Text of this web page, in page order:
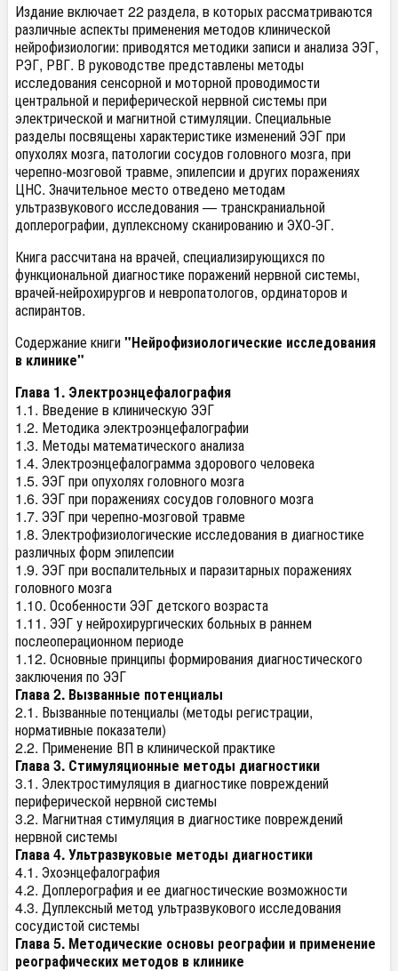
Издание включает 22 раздела, в которых рассматриваются
различные аспекты применения методов клинической
нейрофизиологии: приводятся методики записи и анализа ЭЭГ,
РЭГ, РВГ. В руководстве представлены методы
исследования сенсорной и моторной проводимости
центральной и периферической нервной системы при
электрической и магнитной стимуляции. Специальные
разделы посвящены характеристике изменений ЭЭГ при
опухолях мозга, патологии сосудов головного мозга, при
черепно-мозговой травме, эпилепсии и других поражениях
ЦНС. Значительное место отведено методам
ультразвукового исследования — транскраниальной
доплерографии, дуплексному сканированию и ЭХО-ЭГ.
Книга рассчитана на врачей, специализирующихся по
функциональной диагностике поражений нервной системы,
врачей-нейрохирургов и невропатологов, ординаторов и
аспирантов.
Содержание книги"Нейрофизиологические исследования
в клинике"
Глава 1. Электроэнцефалография
1.1. Введение в клиническую ЭЭГ
1.2. Методика электроэнцефалографии
1.3. Методы математического анализа
1.4. Электроэнцефалограмма здорового человека
1.5. ЭЭГ при опухолях головного мозга
1.6. ЭЭГ при поражениях сосудов головного мозга
1.7. ЭЭГ при черепно-мозговой травме
1.8. Электрофизиологические исследования в диагностике
различных форм эпилепсии
1.9. ЭЭГ при воспалительных и паразитарных поражениях
головного мозга
1.10. Особенности ЭЭГ детского возраста
1.11. ЭЭГ у нейрохирургических больных в раннем
послеоперационном периоде
1.12. Основные принципы формирования диагностического
заключения по ЭЭГ
Глава 2. Вызванные потенциалы
2.1. Вызванные потенциалы (методы регистрации,
нормативные показатели)
2.2. Применение ВП в клинической практике
Глава 3. Стимуляционные методы диагностики
3.1. Электростимуляция в диагностике повреждений
периферической нервной системы
3.2. Магнитная стимуляция в диагностике повреждений
нервной системы
Глава 4. Ультразвуковые методы диагностики
4.1. Эхоэнцефалография
4.2. Доплерография и ее диагностические возможности
4.3. Дуплексный метод ультразвукового исследования
сосудистой системы
Глава 5. Методические основы реографии и применение
реографических методов в клинике